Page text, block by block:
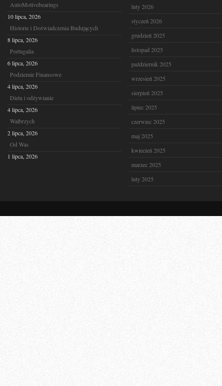
AutoMotivebearings
10 lipca, 2026
Historie i Doświadczenia Budujących
8 lipca, 2026
Portugalia
6 lipca, 2026
Podziemie Finansowe
4 lipca, 2026
Dieta i odżywianie
4 lipca, 2026
Wałbrzych
2 lipca, 2026
Od Was
1 lipca, 2026
luty 2026
styczeń 2026
grudzień 2025
listopad 2025
październik 2025
wrzesień 2025
sierpień 2025
lipiec 2025
czerwiec 2025
maj 2025
kwiecień 2025
marzec 2025
luty 2025